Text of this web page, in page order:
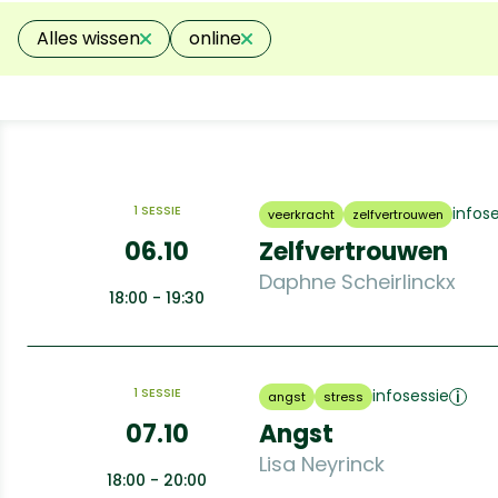
Alles wissen online
gezondheid
identiteit & relatie
veerkracht
zelfvertrouwen
Online
Torhout
veerkracht zelfvertrouwen
Zelfvertrouwen
Daphne Scheirlinckx
1 SESSIE
06.10
18:00 - 19:30
angst stress infosessie
Angst
Lisa Neyrinck
1 SESSIE
07.10
18:00 - 20:00